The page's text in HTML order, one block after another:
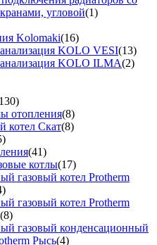
угловой(1)
Kolomaki(16)
KOLO VESI(13)
KOLO ILMA(2)
отопления(8)
котел Скат(8)
(41)
котлы(17)
газовый котел Protherm
газовый котел Protherm
(8)
газовый конденсационный
Рысь(4)